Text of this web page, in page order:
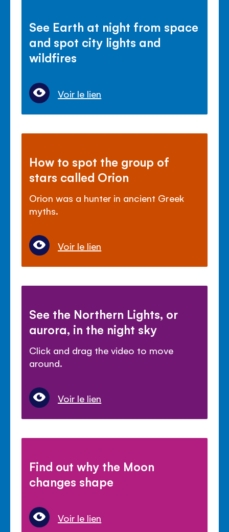
See Earth at night from space
and spot city lights and
wildfires
Voir le lien
How to spot the group of
stars called Orion
Orion was a hunter in ancient Greek
myths.
Voir le lien
See the Northern Lights, or
aurora, in the night sky
Click and drag the video to move
around.
Voir le lien
Find out why the Moon
changes shape
Voir le lien